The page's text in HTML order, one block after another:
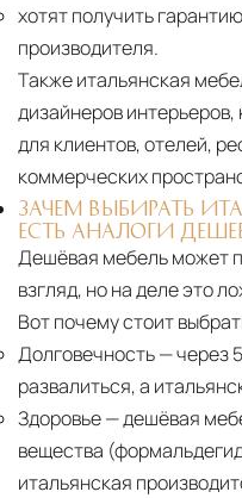
хотят получить
производителя.
Также итальянская
дизайнеров
для клиентов, отелей,
коммерческих
ЗАЧЕМ ВЫБИРАТЬ
ЕСТЬ АНАЛОГИ
Дешёвая мебель может
взгляд, но на деле это
Вот почему стоит
Долговечность— через
развалиться, а
Здоровье— дешёвая
вещества
итальянская